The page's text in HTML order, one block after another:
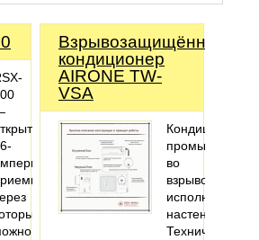
Взрывозащищённый
кондиционер
AIRONE TW-
VSA
Кондиционер
во
исполнении,
настенный.
Технические